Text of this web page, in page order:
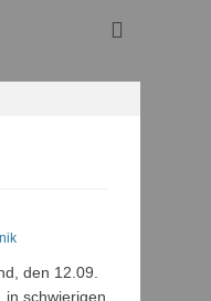
Verein
- Freizeit mit der ganzen
den 12.09.
in schwierigen